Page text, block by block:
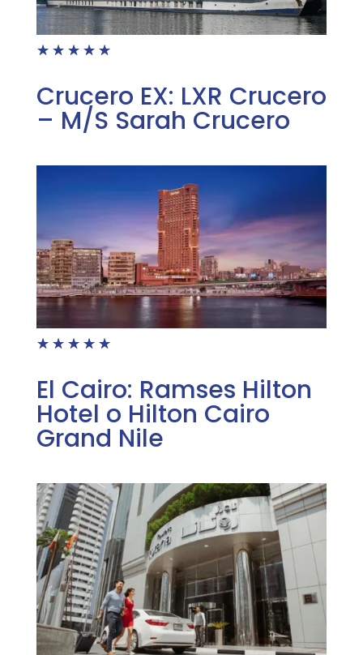
☆ ☆ ☆ ☆ ☆
Crucero EX: LXR Crucero
– M/S Sarah Crucero
☆ ☆ ☆ ☆ ☆
El Cairo: Ramses Hilton
Hotel o Hilton Cairo
Grand Nile